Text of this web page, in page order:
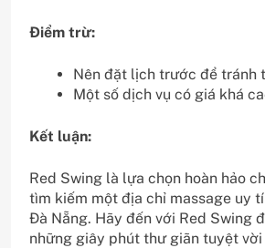
Điểm trừ:
Nên đặt lịch trước để tránh
Một số dịch vụ có giá khá
Kết luận:
Red Swing là lựa chọn hoàn hảo
tìm kiếm một địa chỉ massage uy
Đà Nẵng. Hãy đến với Red Swing
những giây phút thư giãn tuyệt